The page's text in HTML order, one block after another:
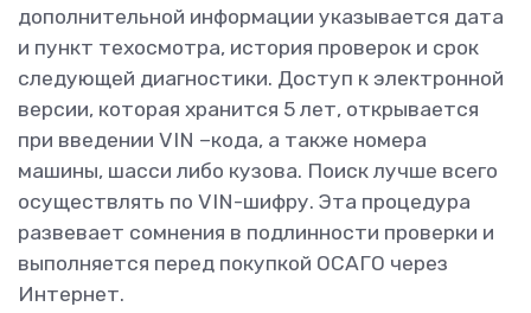
дополнительной информации указывается дата
и пункт техосмотра, история проверок и срок
следующей диагностики. Доступ к электронной
версии, которая хранится 5 лет, открывается
при введении VIN –кода, а также номера
машины, шасси либо кузова. Поиск лучше всего
осуществлять по VIN-шифру. Эта процедура
развевает сомнения в подлинности проверки и
выполняется перед покупкой ОСАГО через
Интернет.